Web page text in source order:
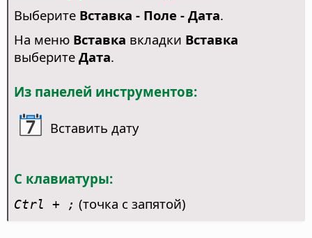
Выберите Вставка - Поле - Дата.
На меню Вставка вкладки Вставка
выберите Дата.
Из панелей инструментов:
Вставить дату
С клавиатуры:
Ctrl + ; (точка с запятой)